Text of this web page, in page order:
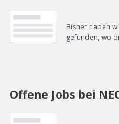
Bisher haben
gefunden, wo
Offene Jobs bei